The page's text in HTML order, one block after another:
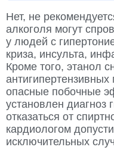
Нет, не
алкоголя могут
у людей с
криза, инсульта,
Кроме того, этанол
опасные побочные
установлен диагноз
отказаться от
кардиологом
исключительных